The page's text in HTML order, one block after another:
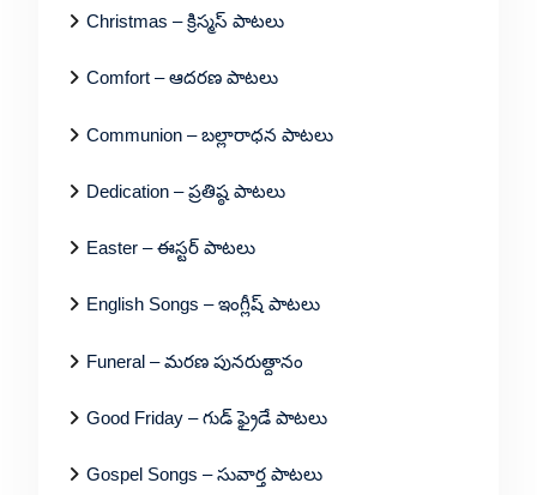
Christmas – క్రిస్మస్ పాటలు
Comfort – ఆదరణ పాటలు
Communion – బల్లారాధన పాటలు
Dedication – ప్రతిష్ఠ పాటలు
Easter – ఈస్టర్ పాటలు
English Songs – ఇంగ్లీష్ పాటలు
Funeral – మరణ పునరుత్దానం
Good Friday – గుడ్ ఫ్రైడే పాటలు
Gospel Songs – సువార్త పాటలు